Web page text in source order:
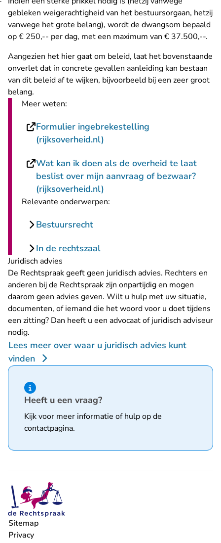
gebleken weigerachtigheid van het bestuursorgaan, hetzij
vanwege het grote belang), wordt de dwangsom bepaald
op € 250,-- per dag, met een maximum van € 37.500,--.
Aangezien het hier gaat om beleid, laat het bovenstaande
onverlet dat in concrete gevallen aanleiding kan bestaan
van dit beleid af te wijken, bijvoorbeeld bij een zeer groot
belang.
Meer weten:
Formulier ingebrekestelling
(rijksoverheid.nl)
Wat kan ik doen als de overheid te laat
beslist over mijn aanvraag of bezwaar?
(rijksoverheid.nl)
Relevante onderwerpen:
Bestuursrecht
In de rechtszaal
Juridisch advies
De Rechtspraak geeft geen juridisch advies. Rechters en
anderen bij de Rechtspraak zijn onpartijdig en mogen
daarom geen advies geven. Wilt u hulp met uw situatie,
documenten, of iemand die het woord voor u doet tijdens
een zitting? Dan heeft u een advocaat of juridisch adviseur
nodig.
Lees meer over waar u juridisch advies kunt
vinden
Hint van type informatie
Heeft u een vraag?
Kijk voor meer informatie of hulp op de
contactpagina.
Sitemap
Privacy